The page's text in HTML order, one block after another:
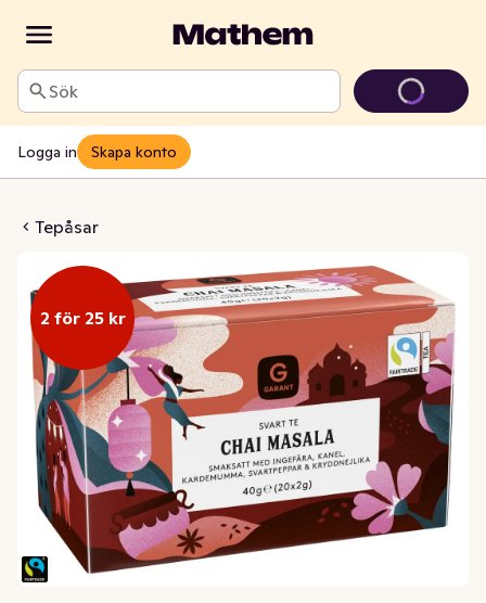
Sök
Logga in Skapa konto
Tepåsar
Masala Chai
2 för 25 kr